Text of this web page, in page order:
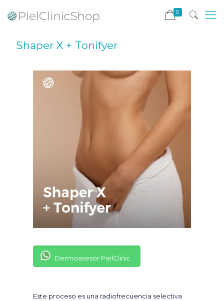
0
Shaper X + Tonifyer
Dermoasesor PielClinic
Este proceso es una radiofrecuencia selectiva